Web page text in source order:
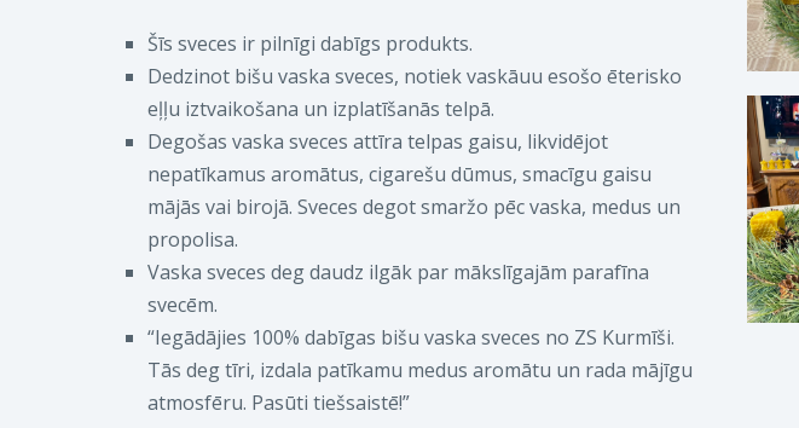
Šīs sveces ir pilnīgi dabīgs produkts.
Dedzinot bišu vaska sveces, notiek vaskāuu esošo ēterisko
eļļu iztvaikošana un izplatīšanās telpā.
Degošas vaska sveces attīra telpas gaisu, likvidējot
nepatīkamus aromātus, cigarešu dūmus, smacīgu gaisu
mājās vai birojā. Sveces degot smaržo pēc vaska, medus un
propolisa.
Vaska sveces deg daudz ilgāk par mākslīgajām parafīna
svecēm.
“Iegādājies 100% dabīgas bišu vaska sveces no ZS Kurmīši.
Tās deg tīri, izdala patīkamu medus aromātu un rada mājīgu
atmosfēru. Pasūti tiešsaistē!”